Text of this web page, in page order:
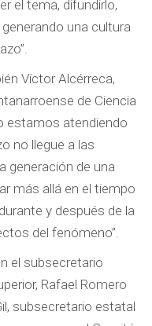
el tema, difundirlo,
una cultura
Víctor Alcérreca,
de Ciencia
estamos atendiendo
no llegue a las
generación de una
más allá en el tiempo
y después de la
del fenómeno”.
el subsecretario
Rafael Romero
subsecretario estatal